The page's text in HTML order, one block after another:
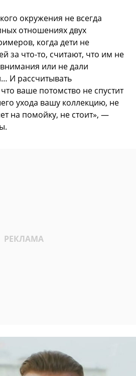
окружения не всегда
отношениях двух
когда дети не
за что-то, считают, что им не
или не дали
И рассчитывать
ваше потомство не спустит
ухода вашу коллекцию, не
на помойку, не стоит», —